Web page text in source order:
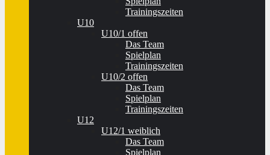
Trainingszeiten
U10
U10/1 offen
Das Team
Spielplan
Trainingszeiten
U10/2 offen
Das Team
Spielplan
Trainingszeiten
U12
U12/1 weiblich
Das Team
Spielplan